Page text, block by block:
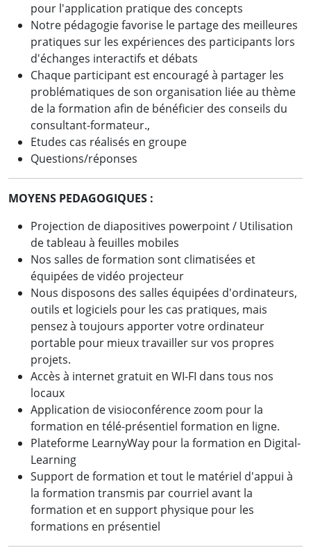
pour l'application pratique des concepts
Notre pédagogie favorise le partage des meilleures
pratiques sur les expériences des participants lors
d'échanges interactifs et débats
Chaque participant est encouragé à partager les
problématiques de son organisation liée au thème
de la formation afin de bénéficier des conseils du
consultant-formateur.,
Etudes cas réalisés en groupe
Questions/réponses
MOYENS PEDAGOGIQUES :
Projection de diapositives powerpoint / Utilisation
de tableau à feuilles mobiles
Nos salles de formation sont climatisées et
équipées de vidéo projecteur
Nous disposons des salles équipées d'ordinateurs,
outils et logiciels pour les cas pratiques, mais
pensez à toujours apporter votre ordinateur
portable pour mieux travailler sur vos propres
projets.
Accès à internet gratuit en WI-FI dans tous nos
locaux
Application de visioconférence zoom pour la
formation en télé-présentiel formation en ligne.
Plateforme LearnyWay pour la formation en Digital-
Learning
Support de formation et tout le matériel d'appui à
la formation transmis par courriel avant la
formation et en support physique pour les
formations en présentiel